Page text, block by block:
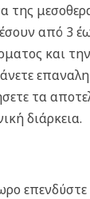
της
από 3
και
τα
διάρκεια.
επενδύστε